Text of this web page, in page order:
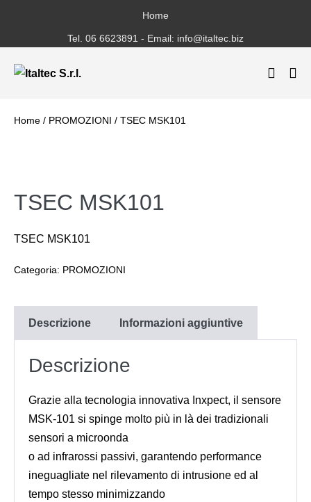
contenuto
Home
Tel. 06 6623891 - Email: info@italtec.biz
Attiva/
Home / PROMOZIONI / TSEC MSK101
TSEC MSK101
TSEC MSK101
Categoria: PROMOZIONI
Descrizione Informazioni aggiuntive
Descrizione
Grazie alla tecnologia innovativa Inxpect, il sensore
MSK-101 si spinge molto più in là dei tradizionali
sensori a microonda
o ad infrarossi passivi, garantendo performance
ineguagliate nel rilevamento di intrusione ed al
tempo stesso minimizzando